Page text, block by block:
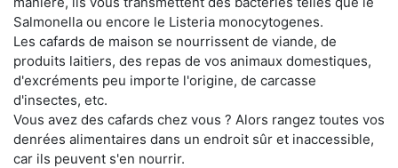
Salmonella ou encore le Listeria monocytogenes.
Les cafards de maison se nourrissent de viande, de
produits laitiers, des repas de vos animaux domestiques,
d'excréments peu importe l'origine, de carcasse
d'insectes, etc.
Vous avez des cafards chez vous ? Alors rangez toutes vos
denrées alimentaires dans un endroit sûr et inaccessible,
car ils peuvent s'en nourrir.